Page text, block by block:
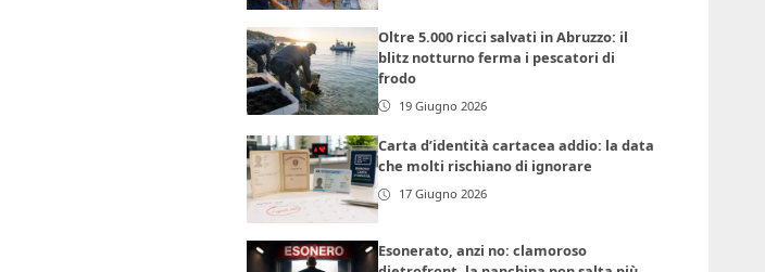
Oltre 5.000 ricci salvati in Abruzzo: il
blitz notturno ferma i pescatori di
frodo
19 Giugno 2026
Carta d’identità cartacea addio: la data
che molti rischiano di ignorare
17 Giugno 2026
Esonerato, anzi no: clamoroso